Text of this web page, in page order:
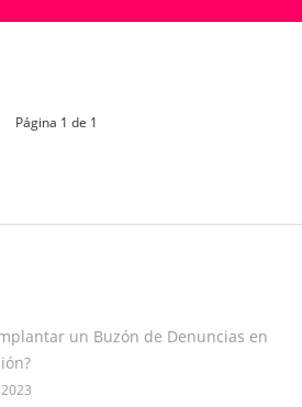
Página 1 de 1
un Buzón de Denuncias en